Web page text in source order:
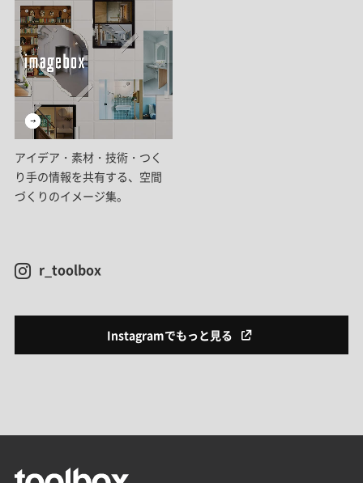
アイデア・素材・技術・つく
り手の情報を共有する、空間
づくりのイメージ集。
r_toolbox
Instagramでもっと見る